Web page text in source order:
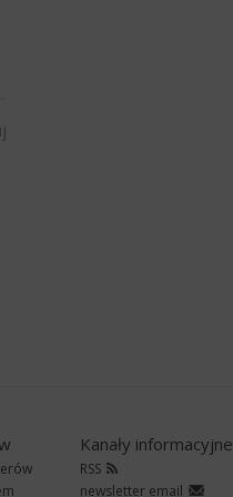
Kanały informacyjne
RSS
newsletter email